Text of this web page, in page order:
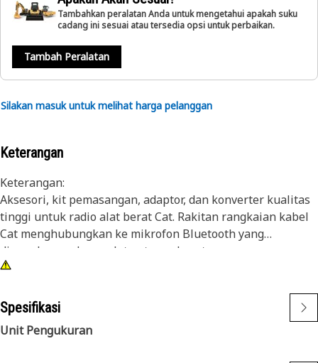
Tambahkan peralatan Anda untuk mengetahui apakah suku
cadang ini sesuai atau tersedia opsi untuk perbaikan.
Tambah Peralatan
Silakan masuk untuk melihat harga pelanggan
Keterangan
Keterangan:
Aksesori, kit pemasangan, adaptor, dan konverter kualitas
tinggi untuk radio alat berat Cat. Rakitan rangkaian kabel
Cat menghubungkan ke mikrofon Bluetooth yang
digunakan pada peralatan tugas berat.
• Konektor 4 pin
• Konektor 8 pin
Spesifikasi
Unit Pengukuran